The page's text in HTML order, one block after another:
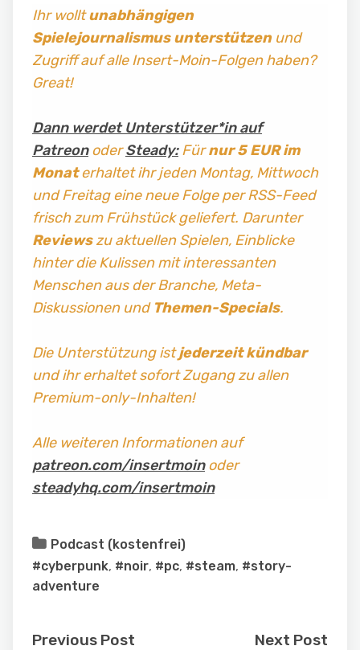
Ihr wolltunabhängigen
Spielejournalismus unterstützenund
Zugriff auf alle Insert-Moin-Folgen haben?
Great!
Dann werdet Unterstützer*in auf
PatreonoderSteady:Fürnur 5 EUR im
Monaterhaltet ihr jeden Montag, Mittwoch
und Freitag eine neue Folge per RSS-Feed
frisch zum Frühstück geliefert. Darunter
Reviewszu aktuellen Spielen, Einblicke
hinter die Kulissen mit interessanten
Menschen aus der Branche, Meta-
Diskussionen und Themen-Specials.
Die Unterstützung istjederzeit kündbar
und ihr erhaltet sofort Zugang zu allen
Premium-only-Inhalten!
Alle weiteren Informationen auf
patreon.com/insertmoinoder
steadyhq.com/insertmoin
Podcast (kostenfrei)
#cyberpunk, #noir, #pc, #steam, #story-
adventure
Previous Post
Next Post